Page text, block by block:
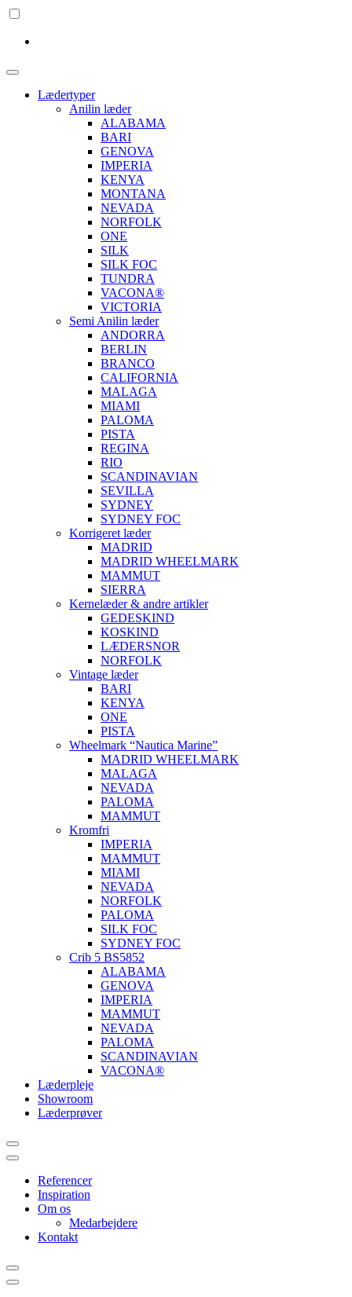
Lædertyper
Anilin læder
ALABAMA
BARI
GENOVA
IMPERIA
KENYA
MONTANA
NEVADA
NORFOLK
ONE
SILK
SILK FOC
TUNDRA
VACONA®
VICTORIA
Semi Anilin læder
ANDORRA
BERLIN
BRANCO
CALIFORNIA
MALAGA
MIAMI
PALOMA
PISTA
REGINA
RIO
SCANDINAVIAN
SEVILLA
SYDNEY
SYDNEY FOC
Korrigeret læder
MADRID
MADRID WHEELMARK
MAMMUT
SIERRA
Kernelæder & andre artikler
GEDESKIND
KOSKIND
LÆDERSNOR
NORFOLK
Vintage læder
BARI
KENYA
ONE
PISTA
Wheelmark “Nautica Marine”
MADRID WHEELMARK
MALAGA
NEVADA
PALOMA
MAMMUT
Kromfri
IMPERIA
MAMMUT
MIAMI
NEVADA
NORFOLK
PALOMA
SILK FOC
SYDNEY FOC
Crib 5 BS5852
ALABAMA
GENOVA
IMPERIA
MAMMUT
NEVADA
PALOMA
SCANDINAVIAN
VACONA®
Læderpleje
Showroom
Læderprøver
Referencer
Inspiration
Om os
Medarbejdere
Kontakt